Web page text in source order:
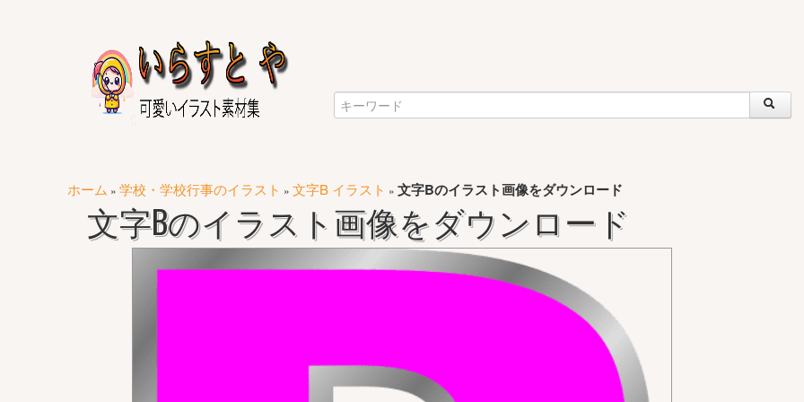
ホーム » 学校・学校行事のイラスト » 文字B イラスト » 文字Bのイラスト画像をダウンロード
文字Bのイラスト画像をダウンロード